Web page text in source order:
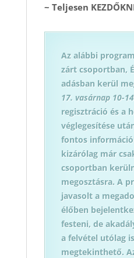
~ Teljesen
Az alábbi
zárt csoportban,
adásban kerül
17. vasárnap 10-
regisztráció és a
véglegesítése
fontos
kizárólag már
csoportban
megosztásra. A
javasolt a
élőben
festeni, de
a felvétel utólag
megtekinthető.